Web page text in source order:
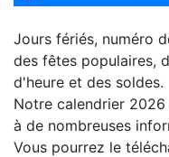
Jours fériés, numéro
des fêtes populaires,
d'heure et des soldes.
Notre calendrier 2026
à de nombreuses
Vous pourrez le